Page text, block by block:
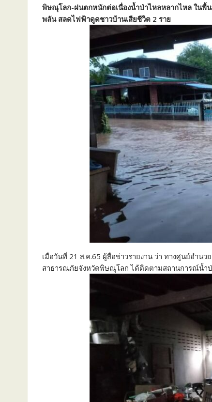
พิษณุโลก-ฝนตกหนักต่อเนื่องน้ำป่าไหลหลากไหล ในพื้
พลัน สลดไฟฟ้าดูดชาวบ้านเสียชีวิต 2 ราย
เมื่อวันที่ 21 ส.ค.65 ผู้สื่อข่าวรายงาน ว่า ทางศูนย์อำน
สาธารณภัยจังหวัดพิษณุโลก ได้ติดตามสถานการณ์น้ำ